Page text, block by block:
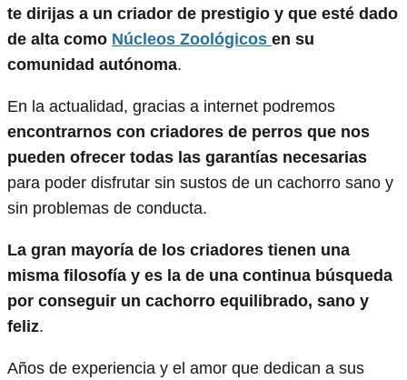
te dirijas a un criador de prestigio y que esté dado
de alta como Núcleos Zoológicos en su
comunidad autónoma.
En la actualidad, gracias a internet podremos
encontrarnos con criadores de perros que nos
pueden ofrecer todas las garantías necesarias
para poder disfrutar sin sustos de un cachorro sano y
sin problemas de conducta.
La gran mayoría de los criadores tienen una
misma filosofía y es la de una continua búsqueda
por conseguir un cachorro equilibrado, sano y
feliz.
Años de experiencia y el amor que dedican a sus